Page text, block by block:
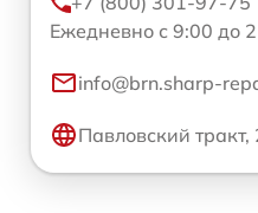
Ежедневно с 9:00 до
info@brn.sharp-
Павловский тракт,